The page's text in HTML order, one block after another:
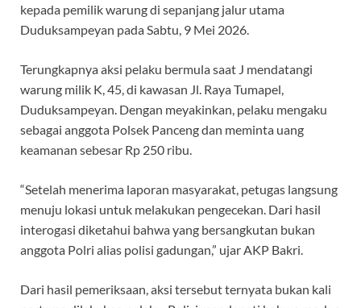
kepada pemilik warung di sepanjang jalur utama
Duduksampeyan pada Sabtu, 9 Mei 2026.
Terungkapnya aksi pelaku bermula saat J mendatangi
warung milik K, 45, di kawasan Jl. Raya Tumapel,
Duduksampeyan. Dengan meyakinkan, pelaku mengaku
sebagai anggota Polsek Panceng dan meminta uang
keamanan sebesar Rp 250 ribu.
“Setelah menerima laporan masyarakat, petugas langsung
menuju lokasi untuk melakukan pengecekan. Dari hasil
interogasi diketahui bahwa yang bersangkutan bukan
anggota Polri alias polisi gadungan,” ujar AKP Bakri.
Dari hasil pemeriksaan, aksi tersebut ternyata bukan kali